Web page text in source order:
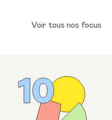
Voir tous nos focus